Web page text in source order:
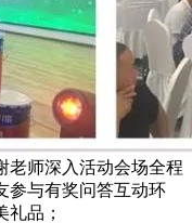
老师深入活动会场全程
参与有奖问答互动环
品；